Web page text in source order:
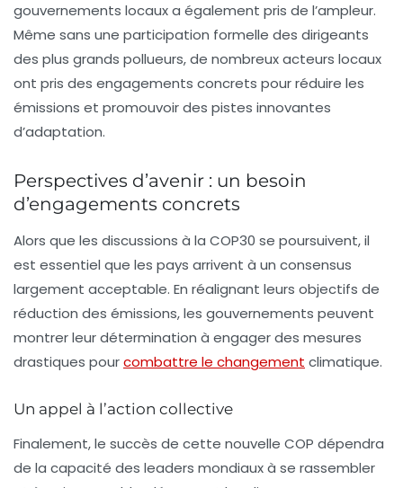
gouvernements locaux a également pris de l’ampleur.
Même sans une participation formelle des dirigeants
des plus grands pollueurs, de nombreux acteurs locaux
ont pris des engagements concrets pour réduire les
émissions et promouvoir des pistes innovantes
d’adaptation.
Perspectives d’avenir : un besoin
d’engagements concrets
Alors que les discussions à la COP30 se poursuivent, il
est essentiel que les pays arrivent à un consensus
largement acceptable. En réalignant leurs objectifs de
réduction des émissions, les gouvernements peuvent
montrer leur détermination à engager des mesures
drastiques pourcombattre le changement climatique.
Un appel à l’action collective
Finalement, le succès de cette nouvelle COP dépendra
de la capacité des leaders mondiaux à se rassembler